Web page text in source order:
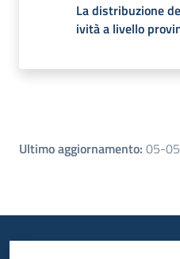
La distribuzione
ività a livello
Ultimo aggiornamento: 05-